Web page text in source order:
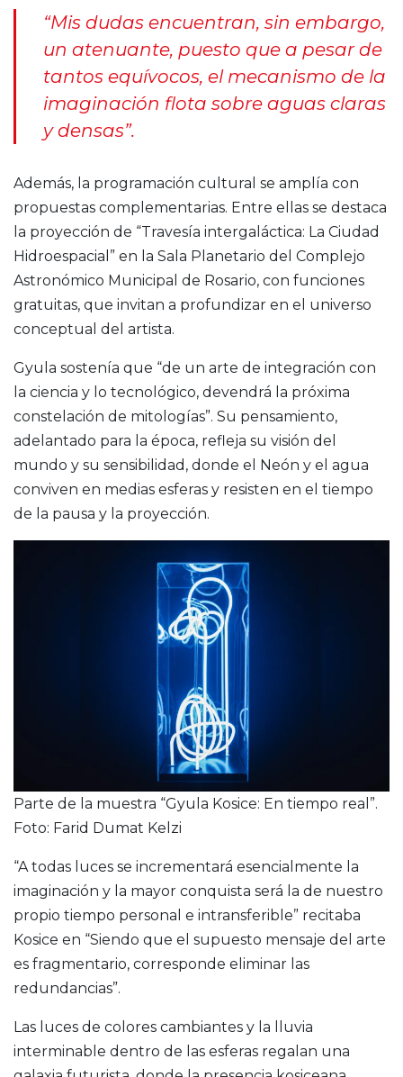
“Mis dudas encuentran, sin embargo,
un atenuante, puesto que a pesar de
tantos equívocos, el mecanismo de la
imaginación flota sobre aguas claras
y densas”.
Además, la programación cultural se amplía con
propuestas complementarias. Entre ellas se destaca
la proyección de “Travesía intergaláctica: La Ciudad
Hidroespacial” en la Sala Planetario del Complejo
Astronómico Municipal de Rosario, con funciones
gratuitas, que invitan a profundizar en el universo
conceptual del artista.
Gyula sostenía que “de un arte de integración con
la ciencia y lo tecnológico, devendrá la próxima
constelación de mitologías”. Su pensamiento,
adelantado para la época, refleja su visión del
mundo y su sensibilidad, donde el Neón y el agua
conviven en medias esferas y resisten en el tiempo
de la pausa y la proyección.
Parte de la muestra “Gyula Kosice: En tiempo real”.
Foto: Farid Dumat Kelzi
“A todas luces se incrementará esencialmente la
imaginación y la mayor conquista será la de nuestro
propio tiempo personal e intransferible” recitaba
Kosice en “Siendo que el supuesto mensaje del arte
es fragmentario, corresponde eliminar las
redundancias”.
Las luces de colores cambiantes y la lluvia
interminable dentro de las esferas regalan una